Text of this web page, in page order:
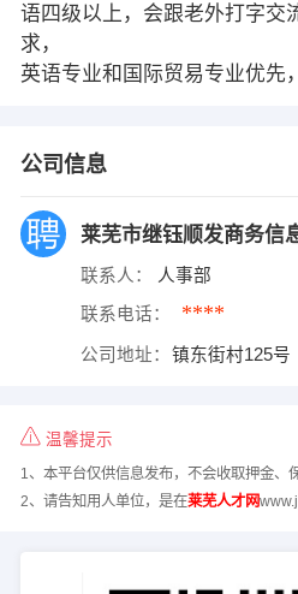
语四级以上，会跟老外打字交
求，
英语专业和国际贸易专业优先
公司信息
莱芜市继钰顺发商务信
联系人： 人事部
联系电话： ****
公司地址： 镇东街村125号
温馨提示
1、本平台仅供信息发布，不会收取押金、
2、请告知用人单位，是在莱芜人才网